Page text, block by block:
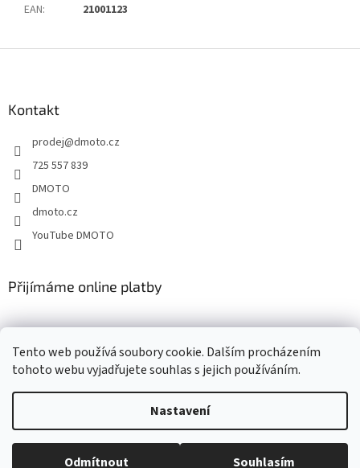
Tento web používá soubory cookie. Dalším procházením
tohoto webu vyjadřujete souhlas s jejich používáním.
Nastavení
Odmítnout Souhlasím
EAN: 21001123
Kontakt
prodej@dmoto.cz
725 557 839
DMOTO
dmoto.cz
YouTube DMOTO
Přijímáme online platby
Vytvořil Shoptet
Copyright 2026DMOTO s.r.o. . Všechna práva vyhrazena.